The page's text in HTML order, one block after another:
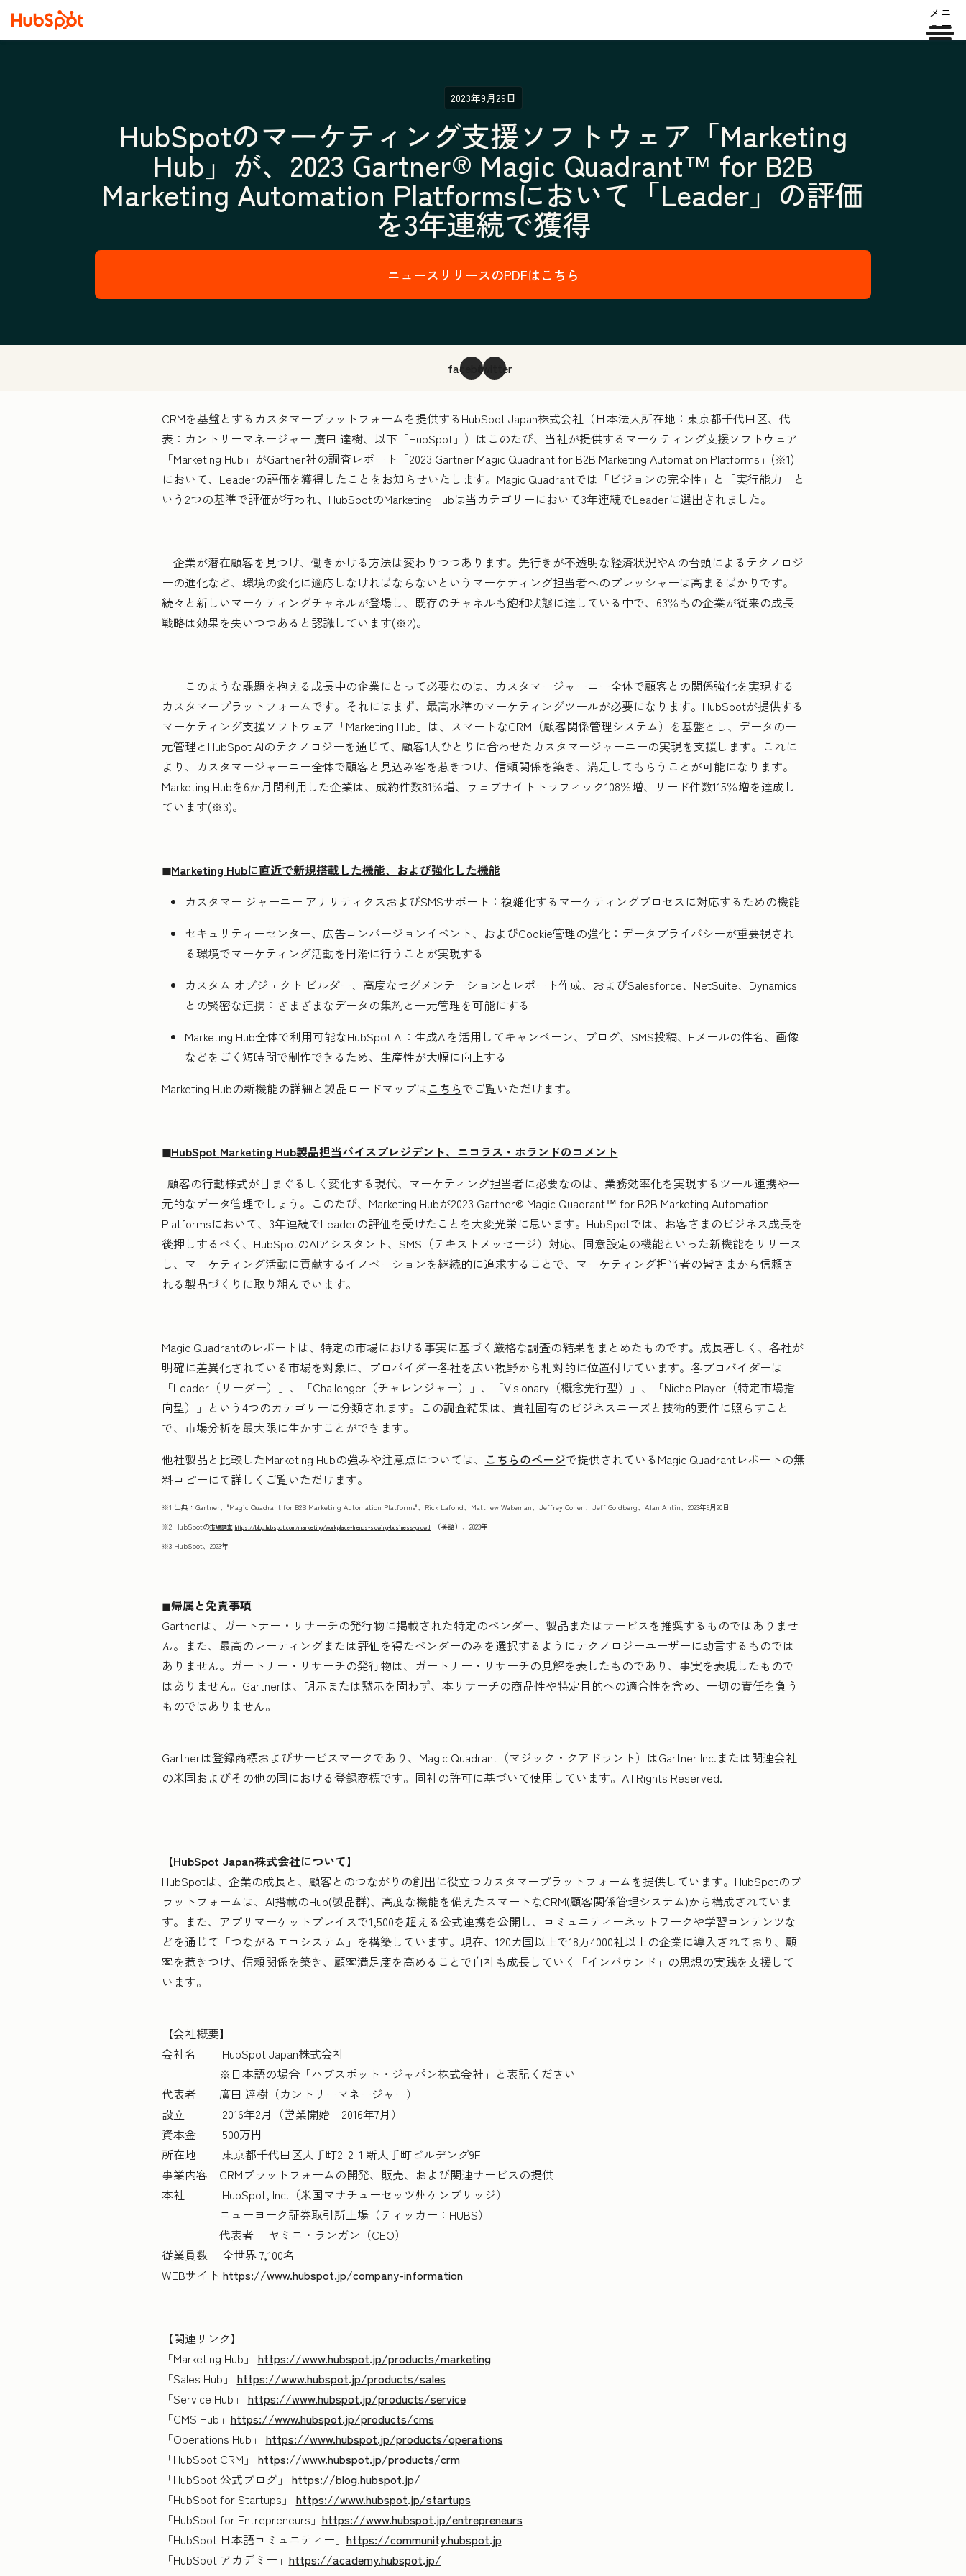
メニ
ュー
2023年9月29日
HubSpotのマーケティング支援ソフトウェア「Marketing
Hub」が、2023 Gartner® Magic Quadrant™ for B2B
Marketing Automation Platformsにおいて「Leader」の評価
を3年連続で獲得
ニュースリリースのPDFはこちら
facebooktwitter
CRMを基盤とするカスタマープラットフォームを提供するHubSpot Japan株式会社（日本法人所在地：東京都千代田区、代
表：カントリーマネージャー 廣田 達樹、以下「HubSpot」）はこのたび、当社が提供するマーケティング支援ソフトウェア
「Marketing Hub」がGartner社の調査レポート「2023 Gartner Magic Quadrant for B2B Marketing Automation Platforms」(※1)
において、Leaderの評価を獲得したことをお知らせいたします。Magic Quadrantでは「ビジョンの完全性」と「実行能力」と
いう2つの基準で評価が行われ、HubSpotのMarketing Hubは当カテゴリーにおいて3年連続でLeaderに選出されました。
企業が潜在顧客を見つけ、働きかける方法は変わりつつあります。先行きが不透明な経済状況やAIの台頭によるテクノロジ
ーの進化など、環境の変化に適応しなければならないというマーケティング担当者へのプレッシャーは高まるばかりです。
続々と新しいマーケティングチャネルが登場し、既存のチャネルも飽和状態に達している中で、63％もの企業が従来の成長
戦略は効果を失いつつあると認識しています(※2)。
このような課題を抱える成長中の企業にとって必要なのは、カスタマージャーニー全体で顧客との関係強化を実現する
カスタマープラットフォームです。それにはまず、最高水準のマーケティングツールが必要になります。HubSpotが提供する
マーケティング支援ソフトウェア「Marketing Hub」は、スマートなCRM（顧客関係管理システム）を基盤とし、データの一
元管理とHubSpot AIのテクノロジーを通じて、顧客1人ひとりに合わせたカスタマージャーニーの実現を支援します。これに
より、カスタマージャーニー全体で顧客と見込み客を惹きつけ、信頼関係を築き、満足してもらうことが可能になります。
Marketing Hubを6か月間利用した企業は、成約件数81％増、ウェブサイトトラフィック108％増、リード件数115％増を達成し
ています(※3)。
◼︎Marketing Hubに直近で新規搭載した機能、および強化した機能
カスタマー ジャーニー アナリティクスおよびSMSサポート：複雑化するマーケティングプロセスに対応するための機能
セキュリティーセンター、広告コンバージョンイベント、およびCookie管理の強化：データプライバシーが重要視され
る環境でマーケティング活動を円滑に行うことが実現する
カスタム オブジェクト ビルダー、高度なセグメンテーションとレポート作成、およびSalesforce、NetSuite、Dynamics
との緊密な連携：さまざまなデータの集約と一元管理を可能にする
Marketing Hub全体で利用可能なHubSpot AI：生成AIを活用してキャンペーン、ブログ、SMS投稿、Eメールの件名、画像
などをごく短時間で制作できるため、生産性が大幅に向上する
Marketing Hubの新機能の詳細と製品ロードマップは こちらでご覧いただけます。
◼︎HubSpot Marketing Hub製品担当バイスプレジデント、ニコラス・ホランドのコメント
顧客の行動様式が目まぐるしく変化する現代、マーケティング担当者に必要なのは、業務効率化を実現するツール連携や一
元的なデータ管理でしょう。このたび、Marketing Hubが2023 Gartner® Magic Quadrant™ for B2B Marketing Automation
Platformsにおいて、3年連続でLeaderの評価を受けたことを大変光栄に思います。HubSpotでは、お客さまのビジネス成長を
後押しするべく、HubSpotのAIアシスタント、SMS（テキストメッセージ）対応、同意設定の機能といった新機能をリリース
し、マーケティング活動に貢献するイノベーションを継続的に追求することで、マーケティング担当者の皆さまから信頼さ
れる製品づくりに取り組んでいます。
Magic Quadrantのレポートは、特定の市場における事実に基づく厳格な調査の結果をまとめたものです。成長著しく、各社が
明確に差異化されている市場を対象に、プロバイダー各社を広い視野から相対的に位置付けています。各プロバイダーは
「Leader（リーダー）」、「Challenger（チャレンジャー）」、「Visionary（概念先行型）」、「Niche Player（特定市場指
向型）」という4つのカテゴリーに分類されます。この調査結果は、貴社固有のビジネスニーズと技術的要件に照らすこと
で、市場分析を最大限に生かすことができます。
他社製品と比較したMarketing Hubの強みや注意点については、 こちらのページで提供されているMagic Quadrantレポートの無
料コピーにて詳しくご覧いただけます。
※1 出典：Gartner、"Magic Quadrant for B2B Marketing Automation Platforms"、Rick Lafond、Matthew Wakeman、Jeffrey Cohen、Jeff Goldberg、Alan Antin、2023年9月20日
※2 HubSpotの市場調査 https://blog.hubspot.com/marketing/workplace-trends-slowing-business-growth（英語）、2023年
※3 HubSpot、2023年
◼︎帰属と免責事項
Gartnerは、ガートナー・リサーチの発行物に掲載された特定のベンダー、製品またはサービスを推奨するものではありませ
ん。また、最高のレーティングまたは評価を得たベンダーのみを選択するようにテクノロジーユーザーに助言するものでは
ありません。ガートナー・リサーチの発行物は、ガートナー・リサーチの見解を表したものであり、事実を表現したもので
はありません。Gartnerは、明示または黙示を問わず、本リサーチの商品性や特定目的への適合性を含め、一切の責任を負う
ものではありません。
Gartnerは登録商標およびサービスマークであり、Magic Quadrant（マジック・クアドラント）はGartner Inc.または関連会社
の米国およびその他の国における登録商標です。同社の許可に基づいて使用しています。All Rights Reserved.
【HubSpot Japan株式会社について】
HubSpotは、企業の成長と、顧客とのつながりの創出に役立つカスタマープラットフォームを提供しています。HubSpotのプ
ラットフォームは、AI搭載のHub(製品群)、高度な機能を備えたスマートなCRM(顧客関係管理システム)から構成されていま
す。また、アプリマーケットプレイスで1,500を超える公式連携を公開し、コミュニティーネットワークや学習コンテンツな
どを通じて「つながるエコシステム」を構築しています。現在、120カ国以上で18万4000社以上の企業に導入されており、顧
客を惹きつけ、信頼関係を築き、顧客満足度を高めることで自社も成長していく「インバウンド」の思想の実践を支援して
います。
【会社概要】
会社名 HubSpot Japan株式会社
※日本語の場合「ハブスポット・ジャパン株式会社」と表記ください
代表者 廣田 達樹（カントリーマネージャー）
設立 2016年2月（営業開始 2016年7月）
資本金 500万円
所在地 東京都千代田区大手町2-2-1 新大手町ビルヂング9F
事業内容 CRMプラットフォームの開発、販売、および関連サービスの提供
本社 HubSpot, Inc.（米国マサチューセッツ州ケンブリッジ）
ニューヨーク証券取引所上場（ティッカー：HUBS）
代表者 ヤミニ・ランガン（CEO）
従業員数 全世界7,100名
WEBサイト https://www.hubspot.jp/company-information
【関連リンク】
「Marketing Hub」 https://www.hubspot.jp/products/marketing
「Sales Hub」 https://www.hubspot.jp/products/sales
「Service Hub」 https://www.hubspot.jp/products/service
「CMS Hub」 https://www.hubspot.jp/products/cms
「Operations Hub」 https://www.hubspot.jp/products/operations
「HubSpot CRM」 https://www.hubspot.jp/products/crm
「HubSpot 公式ブログ」 https://blog.hubspot.jp/
「HubSpot for Startups」 https://www.hubspot.jp/startups
「HubSpot for Entrepreneurs」 https://www.hubspot.jp/entrepreneurs
「HubSpot 日本語コミュニティー」 https://community.hubspot.jp
「HubSpot アカデミー」 https://academy.hubspot.jp/